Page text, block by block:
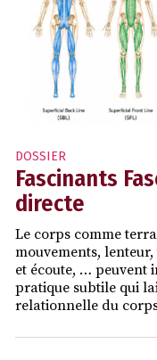
DOSSIER
Fascinants
directe
Le corps comme
mouvements,
et écoute, … peuvent
pratique subtile qui
relationnelle du